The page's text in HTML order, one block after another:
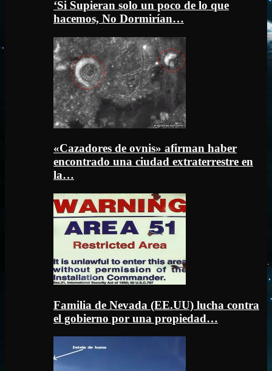
‘Si Supieran solo un poco de lo que
hacemos, No Dormirían…
«Cazadores de ovnis» afirman haber
encontrado una ciudad extraterrestre en
la…
Familia de Nevada (EE.UU) lucha contra
el gobierno por una propiedad…